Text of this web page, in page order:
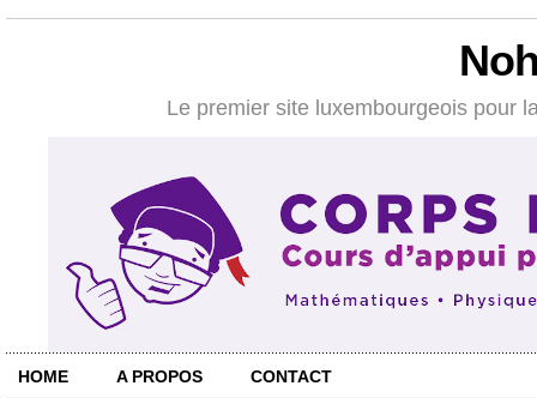
Le premier site luxembourgeois pour
HOME A PROPOS CONTACT